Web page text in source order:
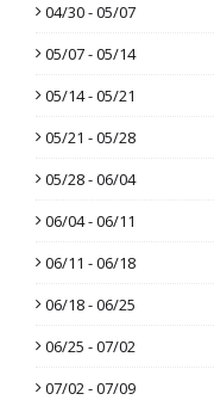
04/30 - 05/07
05/07 - 05/14
05/14 - 05/21
05/21 - 05/28
05/28 - 06/04
06/04 - 06/11
06/11 - 06/18
06/18 - 06/25
06/25 - 07/02
07/02 - 07/09